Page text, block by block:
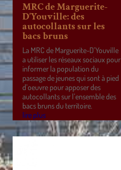
MRC de Marguerite-
D’Youville: des
autocollants sur les
bacs bruns
La MRC de Marguerite-D’Youville
a utiliser les réseaux sociaux pour
informer la population du
passage de jeunes qui sont à pied
d’oeuvre pour apposer des
autocollants sur l’ensemble des
bacs bruns du territoire.
lire plus